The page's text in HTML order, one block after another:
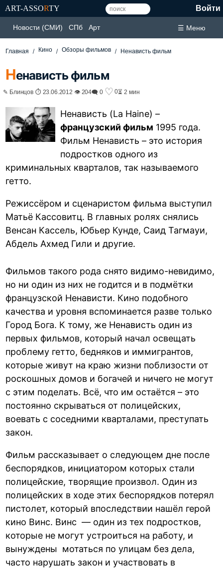
ART-ASSORTY Войти
Новости (СМИ) СПб Арт ☰ Меню
Главная Кино Обзоры фильмов Ненависть фильм
Ненависть фильм
✎ Блинцов ⏱ 23.06.2012 👁 204🗨 0 ♡ 0⏳ 2 мин
Ненависть (La Haine) –
французский фильм 1995 года.
Фильм Ненависть – это история
подростков одного из
криминальных кварталов, так называемого
гетто.
Режиссёром и сценаристом фильма выступил
Матьё Кассовитц. В главных ролях снялись
Венсан Кассель, Юбьер Кунде, Саид Тагмауи,
Абдель Ахмед Гили и другие.
Фильмов такого рода снято видимо-невидимо,
но ни один из них не годится и в подмётки
французской Ненависти. Кино подобного
качества и уровня вспоминается разве только
Город Бога. К тому, же Ненависть один из
первых фильмов, который начал освещать
проблему гетто, бедняков и иммигрантов,
которые живут на краю жизни поблизости от
роскошных домов и богачей и ничего не могут
с этим поделать. Всё, что им остаётся – это
постоянно скрываться от полицейских,
воевать с соседними кварталами, преступать
закон.
Фильм рассказывает о следующем дне после
беспорядков, инициатором которых стали
полицейские, творящие произвол. Один из
полицейских в ходе этих беспорядков потерял
пистолет, который впоследствии нашёл герой
кино Винс. Винс — один из тех подростков,
которые не могут устроиться на работу, и
вынуждены мотаться по улицам без дела,
часто нарушать закон и участвовать в